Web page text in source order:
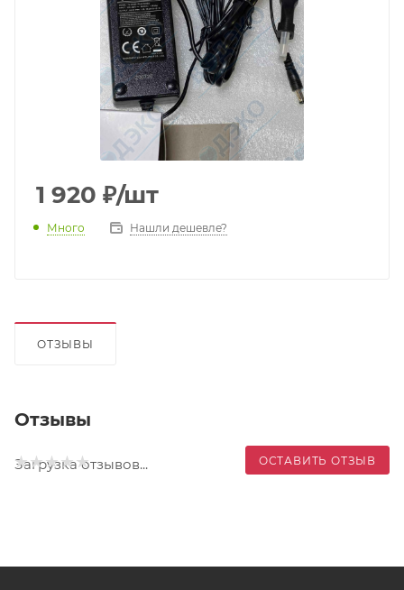
1 920 ₽/шт
Много Нашли дешевле?
ОТЗЫВЫ
Отзывы
ОСТАВИТЬ ОТЗЫВ
Загрузка отзывов...